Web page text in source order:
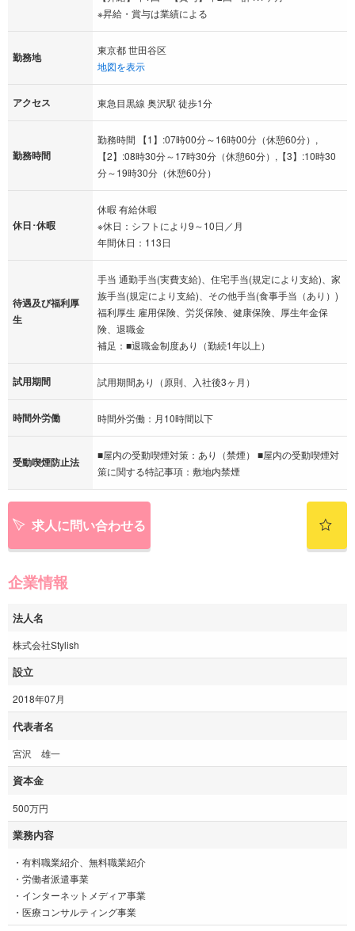
※昇給・賞与は業績による
勤務地
東京都 世田谷区
地図を表示
アクセス 東急目黒線 奥沢駅 徒歩1分
勤務時間
勤務時間 【1】:07時00分～16時00分（休憩60分）,
【2】:08時30分～17時30分（休憩60分）,【3】:10時30
分～19時30分（休憩60分）
休日･休暇
休暇 有給休暇
※休日：シフトにより9～10日／月
年間休日：113日
待遇及び福利厚
生
手当 通勤手当(実費支給)、住宅手当(規定により支給)、家
族手当(規定により支給)、その他手当(食事手当（あり）)
福利厚生 雇用保険、労災保険、健康保険、厚生年金保
険、退職金
補足：■退職金制度あり（勤続1年以上）
試用期間 試用期間あり（原則、入社後3ヶ月）
時間外労働 時間外労働：月10時間以下
受動喫煙防止法
■屋内の受動喫煙対策：あり（禁煙） ■屋内の受動喫煙対
策に関する特記事項：敷地内禁煙
求人に問い合わせる
企業情報
法人名
株式会社Stylish
設立
2018年07月
代表者名
宮沢 雄一
資本金
500万円
業務内容
・有料職業紹介、無料職業紹介
・労働者派遣事業
・インターネットメディア事業
・医療コンサルティング事業